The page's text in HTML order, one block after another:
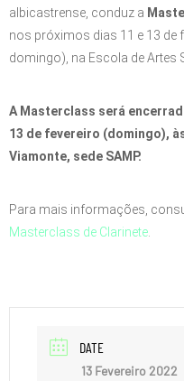
albicastrense, conduz a
nos próximos dias 11 e 13 de
domingo), na Escola de Artes
A Masterclass será
13 de fevereiro (domingo),
Viamonte, sede SAMP.
Para mais informações,
Masterclass de Clarinete
DATE
13 Fevereiro 2022